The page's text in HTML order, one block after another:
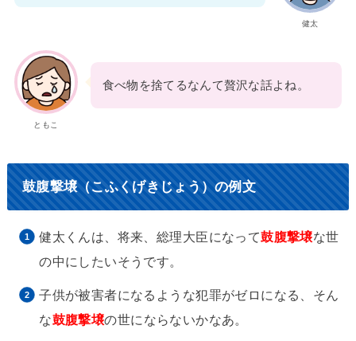
健太
ともこ
食べ物を捨てるなんて贅沢な話よね。
鼓腹撃壌（こふくげきじょう）の例文
健太くんは、将来、総理大臣になって鼓腹撃壌な世
の中にしたいそうです。
子供が被害者になるような犯罪がゼロになる、そん
な鼓腹撃壌の世にならないかなあ。